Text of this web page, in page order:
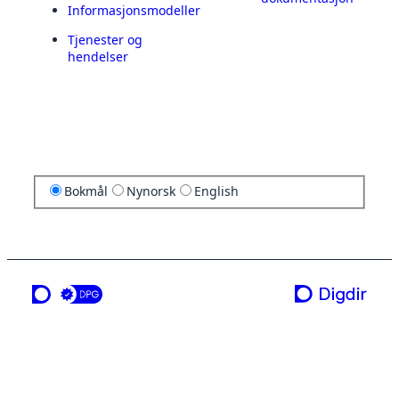
Informasjonsmodeller
Tjenester og
hendelser
Bokmål Nynorsk English